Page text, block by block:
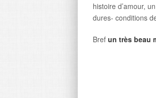
histoire d’amour,
dures- conditions
Bref un très beau